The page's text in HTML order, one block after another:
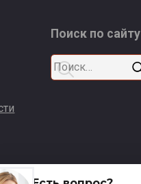
Поиск по сайту
Search
for: